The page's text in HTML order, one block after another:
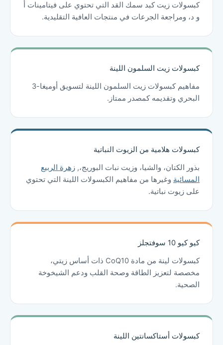
كبسولات زيت كبد سمك القد التي تحتوي على فيتامينات أ
و د، ومراجعة الجرعات في منتجات العافية التقليدية.
كبسولات زيت السلمون اللينة
مفاهيم كبسولات زيت السلمون اللينة لتسويق أوميغا-3
البحري وتقديمه كمصدر ممتاز.
كبسولات هلامية من الزيوت النباتية
بذور الكتان، والشيا، وزيت نبات البوريج،, زهرة الربيع
المسائية وغيرها من مفاهيم الكبسولات اللينة التي تحتوي
على زيوت نباتية.
كيو كيو 10 سوفتجلز
كبسولات لينة من مادة CoQ10 ذات أساس زيتي،
مخصصة لتعزيز الطاقة وصحة القلب ودعم الشيخوخة
الصحية.
كبسولات أستاكسانتين اللينة